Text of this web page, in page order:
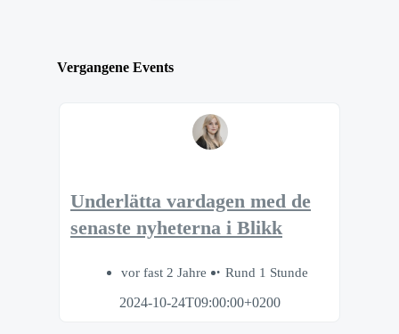
Vergangene Events
Underlätta vardagen med de
senaste nyheterna i Blikk
vor fast 2 Jahre
Rund 1 Stunde
2024-10-24T09:00:00+0200